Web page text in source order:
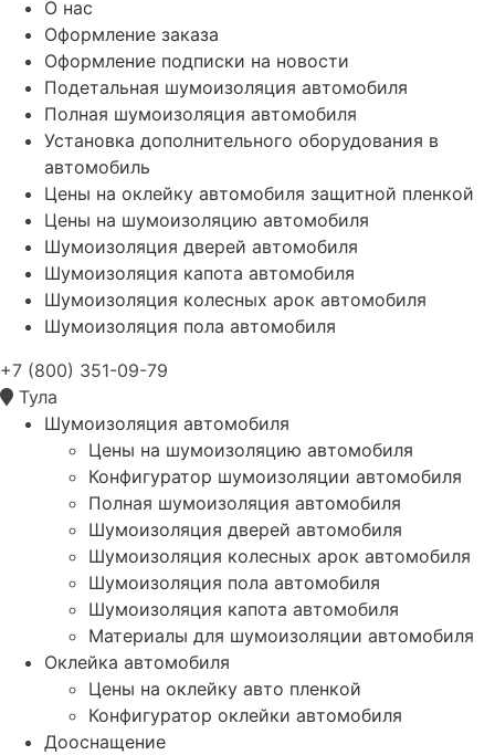
О нас
Оформление заказа
Оформление подписки на новости
Подетальная шумоизоляция автомобиля
Полная шумоизоляция автомобиля
Установка дополнительного оборудования в
автомобиль
Цены на оклейку автомобиля защитной пленкой
Цены на шумоизоляцию автомобиля
Шумоизоляция дверей автомобиля
Шумоизоляция капота автомобиля
Шумоизоляция колесных арок автомобиля
Шумоизоляция пола автомобиля
+7 (800) 351-09-79
Тула
Шумоизоляция автомобиля
Цены на шумоизоляцию автомобиля
Конфигуратор шумоизоляции автомобиля
Полная шумоизоляция автомобиля
Шумоизоляция дверей автомобиля
Шумоизоляция колесных арок автомобиля
Шумоизоляция пола автомобиля
Шумоизоляция капота автомобиля
Материалы для шумоизоляции автомобиля
Оклейка автомобиля
Цены на оклейку авто пленкой
Конфигуратор оклейки автомобиля
Дооснащение